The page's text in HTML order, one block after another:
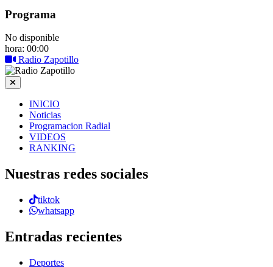
Programa
No disponible
hora: 00:00
Radio Zapotillo
INICIO
Noticias
Programacion Radial
VIDEOS
RANKING
Nuestras redes sociales
tiktok
whatsapp
Entradas recientes
Deportes